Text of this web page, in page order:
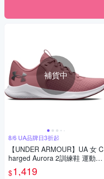
補貨中
8/6 UA品牌日3折起
【UNDER ARMOUR】UA 女 C
harged Aurora 2訓練鞋 運動
鞋-人氣新品
$1,419